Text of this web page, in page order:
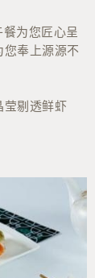
为您匠心呈
奉上源源不
莹剔透鲜虾